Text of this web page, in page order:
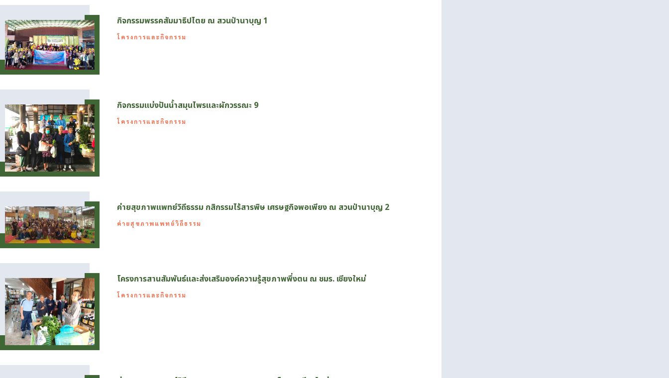
กิจกรรมพรรคสัมมาธิปไตย ณ สวนป่านาบุญ 1
โครงการและกิจกรรม
กิจกรรมแบ่งปันน้ำสมุนไพรและผักวรรณะ 9
โครงการและกิจกรรม
ค่ายสุขภาพแพทย์วิถีธรรม กสิกรรมไร้สารพิษ เศรษฐกิจพอเพียง ณ สวนป่านาบุญ 2
ค่ายสุขภาพแพทย์วิถีธรรม
โครงการสานสัมพันธ์และส่งเสริมองค์ความรู้สุขภาพพึ่งตน ณ ชมร. เชียงใหม่
โครงการและกิจกรรม